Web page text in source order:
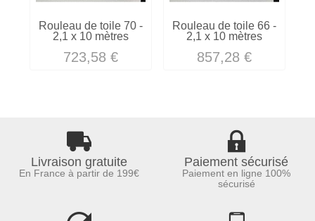
Rouleau de toile 70 -
2,1 x 10 mètres
723,58 €
Rouleau de toile 66 -
2,1 x 10 mètres
857,28 €
Livraison gratuite
En France à partir de 199€
Paiement sécurisé
Paiement en ligne 100%
sécurisé